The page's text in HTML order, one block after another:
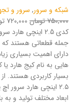
شبکه و سرور, سرور و
۷۵۰,۰۰۰ تومان
۷۲۰,۰۰۰ تومان
جمله قطعاتی هستند که
دارای اهمیت بسیاری
هایی به نام کیج هارد
بسیار کاربردی هستند.
ابعاد مختلف تولید و